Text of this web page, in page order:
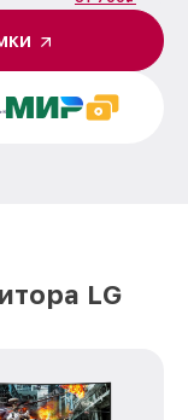
от 1900₽
LG